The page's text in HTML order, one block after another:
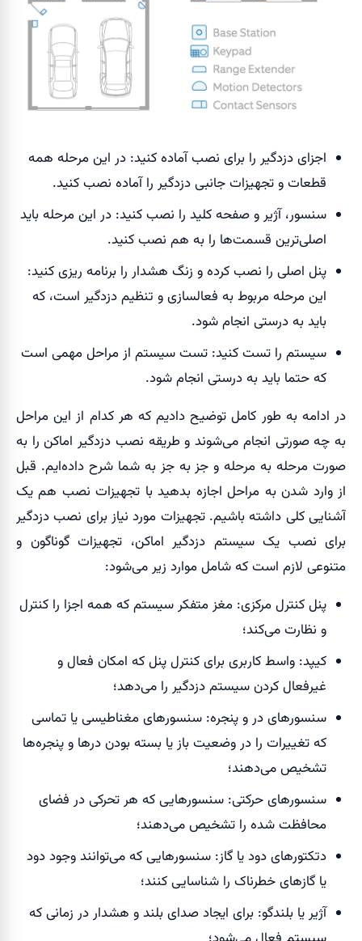
اجزای دزدگیر را برای نصب آماده کنید: در این مرحله همه
قطعات و تجهیزات جانبی دزدگیر را آماده نصب کنید.
سنسور، آژیر و صفحه کلید را نصب کنید: در این مرحله باید
اصلی‌ترین قسمت‌ها را به هم نصب کنید.
پنل اصلی را نصب کرده و زنگ هشدار را برنامه ریزی کنید:
این مرحله مربوط به فعالسازی و تنظیم دزدگیر است، که
باید به درستی انجام شود.
سیستم را تست کنید: تست سیستم از مراحل مهمی است
که حتما باید به درستی انجام شود.
در ادامه به طور کامل توضیح دادیم که هر کدام از این مراحل
به چه صورتی انجام می‌شوند و طریقه نصب دزدگیر اماکن را به
صورت مرحله به مرحله و جز به جز به شما شرح داده‌ایم. قبل
از وارد شدن به مراحل اجازه بدهید با تجهیزات نصب هم یک
آشنایی کلی داشته باشیم. تجهیزات مورد نیاز برای نصب دزدگیر
برای نصب یک سیستم دزدگیر اماکن، تجهیزات گوناگون و
متنوعی لازم است که شامل موارد زیر می‌شود:
پنل کنترل مرکزی: مغز متفکر سیستم که همه اجزا را کنترل
و نظارت می‌کند؛
کیپد: واسط کاربری برای کنترل پنل که امکان فعال و
غیرفعال کردن سیستم دزدگیر را می‌دهد؛
سنسورهای در و پنجره: سنسورهای مغناطیسی یا تماسی
که تغییرات را در وضعیت باز یا بسته بودن درها و پنجره‌ها
تشخیص می‌دهند؛
سنسورهای حرکتی: سنسورهایی که هر تحرکی در فضای
محافظت شده را تشخیص می‌دهند؛
دتکتورهای دود یا گاز: سنسورهایی که می‌توانند وجود دود
یا گازهای خطرناک را شناسایی کنند؛
آژیر یا بلندگو: برای ایجاد صدای بلند و هشدار در زمانی که